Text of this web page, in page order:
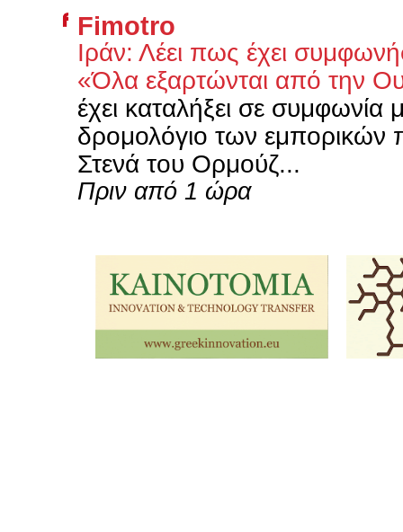
Fimotro
Ιράν: Λέει πως έχει
«Όλα εξαρτώνται από την
έχει καταλήξει σε
δρομολόγιο των εμπορικών
Στενά του Ορμούζ...
Πριν από 1 ώρα